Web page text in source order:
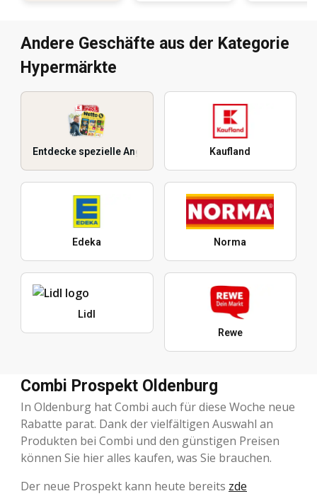
Andere Geschäfte aus der Kategorie
Hypermärkte
Entdecke spezielle Angebote Kaufland
Edeka Norma
Lidl
Rewe
Combi Prospekt Oldenburg
In Oldenburg hat Combi auch für diese Woche neue
Rabatte parat. Dank der vielfältigen Auswahl an
Produkten bei Combi und den günstigen Preisen
können Sie hier alles kaufen, was Sie brauchen.
Der neue Prospekt kann heute bereits zde